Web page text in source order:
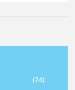
(74)